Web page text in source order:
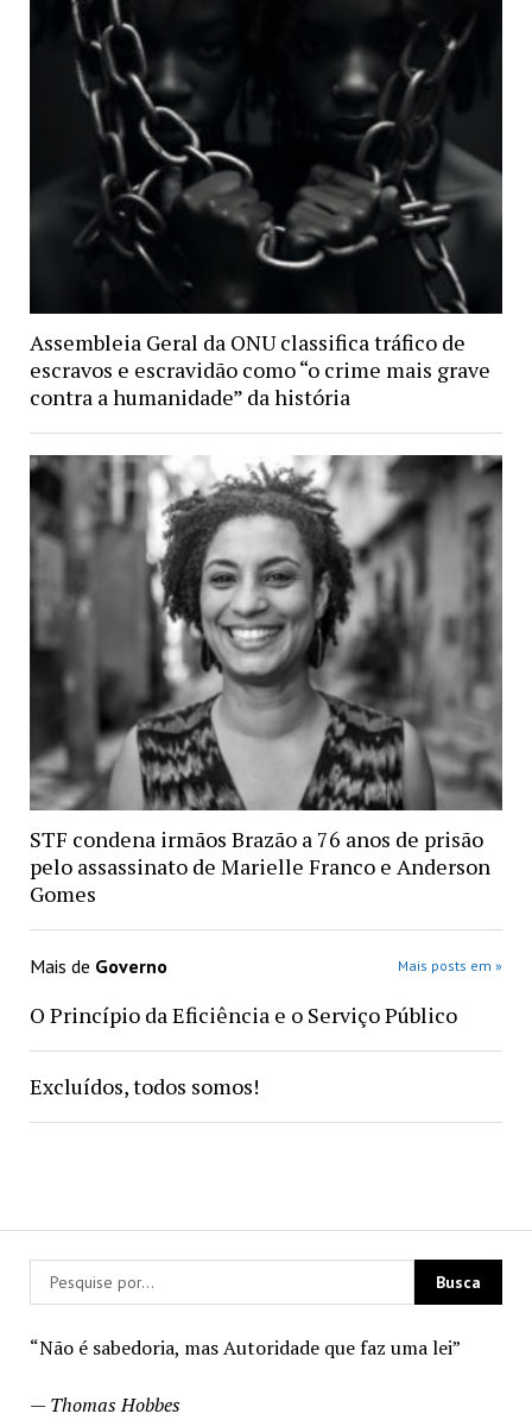
“Não é sabedoria, mas Autoridade que faz uma lei”
— Thomas Hobbes
Assembleia Geral da ONU classifica tráfico de
escravos e escravidão como “o crime mais grave
contra a humanidade” da história
STF condena irmãos Brazão a 76 anos de prisão
pelo assassinato de Marielle Franco e Anderson
Gomes
Mais de Governo Mais posts em »
O Princípio da Eficiência e o Serviço Público
Excluídos, todos somos!